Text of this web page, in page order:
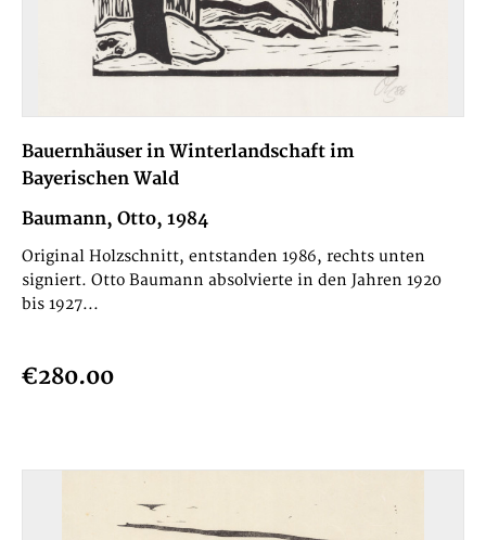
Bauernhäuser in Winterlandschaft im
Bayerischen Wald
Baumann, Otto, 1984
Original Holzschnitt, entstanden 1986, rechts unten
signiert. Otto Baumann absolvierte in den Jahren 1920
bis 1927...
€280.00